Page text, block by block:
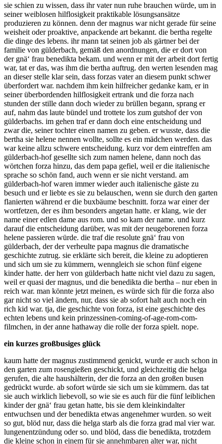
sie schien zu wissen, dass ihr vater nun ruhe brauchen würde, um in
seiner weiblosen hilflosigkeit praktikable lösungsansätze
produzieren zu können. denn der magnus war nicht gerade für seine
weisheit oder proaktive, anpackende art bekannt. die bertha regelte
die dinge des lebens. ihr mann tat seinen job als gärtner bei der
familie von gülderbach, gemäß den anordnungen, die er dort von
der gnä‘ frau benedikta bekam. und wenn er mit der arbeit dort fertig
war, tat er das, was ihm die bertha auftrug. den werten lesenden mag
an dieser stelle klar sein, dass forzas vater an diesem punkt schwer
überfordert war. nachdem ihm kein hilfreicher gedanke kam, er in
seiner überbordenden hilflosigkeit ertrank und die forza nach
stunden der stille dann doch wieder zu brüllen begann, sprang er
auf, nahm das laute bündel und trottete los zum gutshof der von
gülderbachs. im gehen traf er dann doch eine entscheidung und
zwar die, seiner tochter einen namen zu geben. er wusste, dass die
bertha sie helene nennen wollte, sollte es ein mädchen werden. das
war keine allzu schwere entscheidung. kurz vor dem eintreffen am
gülderbach-hof gesellte sich zum namen helene, dann noch das
wörtchen forza hinzu, das dem papa gefiel, weil er die italienische
sprache so schön fand, auch wenn er sie nicht verstand. am
gülderbach-hof waren immer wieder auch italienische gäste zu
besuch und er liebte es sie zu belauschen, wenn sie durch den garten
flanierten während er die buxbäume beschnitt. forza war einer der
wortfetzen, der es ihm besonders angetan hatte. er klang, wie der
name einer edlen dame aus rom. und so kam der name. und kurz
darauf die entscheidung darüber, was mit der neugeborenen forza
helene passieren würde. die traf die resolute gnä‘ frau von
gülderbach, der der verheulte papa magnus die dramatische
geschichte zutrug. sie erklärte sich bereit, die kleine zu adoptieren
und sich um sie zu kümmern, wenngleich sie schon fünf eigene
kinder hatte. der herr von gülderbach hatte nicht viel dazu zu sagen,
weil er quasi der magnus, und die benedikta die bertha – nur eben in
reich war. man könnte jetzt meinen, es würde sich für die forza also
gar nicht so viel ändern, nur, dass sie ab sofort halt auch noch ein
rich kid war. tja, die geschichte von forza, ist eine geschichte des
echten lebens und kein prinzessinen-coming-of-age-rom-com-
filmchen, in der anne hathaway die rolle der forza spielt. nope.
ein kurzes großbusiges glück
kaum hatte der magnus zustimmend genickt, wurde er auch schon in
den garten zum rosengießen geschickt, und gleichzeitig die helga
gerufen, die alte haushälterin, der die forza an den großen busen
gedrückt wurde. ab sofort würde sie sich um sie kümmern. das tat
sie auch wirklich liebevoll, so wie sie es auch für die fünf leiblichen
kinder der gnä‘ frau getan hatte, bis sie dem kleinkindalter
entwuchsen und der benedikta etwas angenehmer wurden. so weit
so gut, blöd nur, dass die helga starb als die forza grad mal vier war.
lungenentzündung oder so. und blöd, dass die benedikta, trotzdem
die kleine schon in einem für sie annehmbaren alter war, nicht